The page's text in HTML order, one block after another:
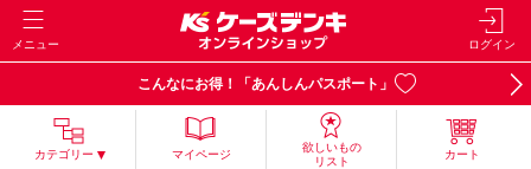
メニュー ログイン
こんなにお得！「あんしんパスポート」
カテゴリー マイページ
欲しいもの
リスト
カート